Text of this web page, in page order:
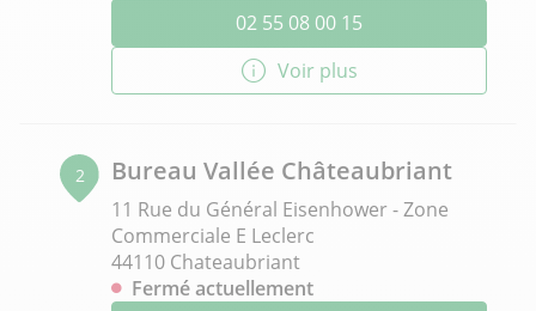
02 55 08 00 15
Voir plus
2 Bureau Vallée Châteaubriant
11 Rue du Général Eisenhower - Zone
Commerciale E Leclerc
44110 Chateaubriant
Fermé actuellement